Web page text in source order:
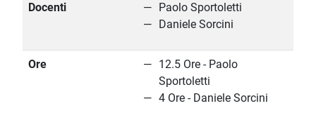
Docenti
Paolo Sportoletti
Daniele Sorcini
Ore
12.5 Ore - Paolo
Sportoletti
4 Ore - Daniele Sorcini